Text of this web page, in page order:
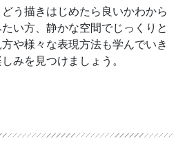
う描きはじめたら良いかわから
い方、静かな空間でじっくりと
や様々な表現方法も学んでいき
みを見つけましょう。